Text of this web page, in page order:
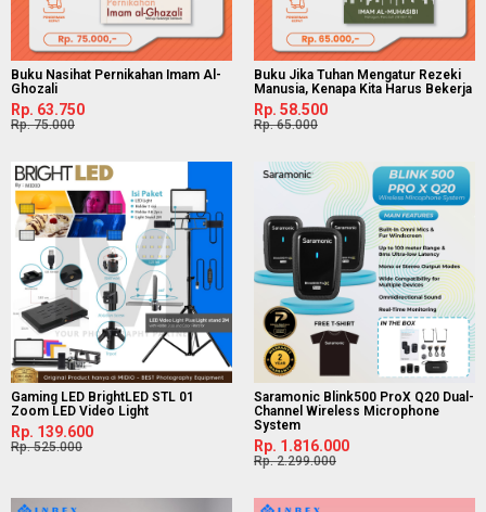
Buku Nasihat Pernikahan Imam Al-
Ghozali
Rp. 63.750
Rp. 75.000
Buku Jika Tuhan Mengatur Rezeki
Manusia, Kenapa Kita Harus Bekerja
Rp. 58.500
Rp. 65.000
Gaming LED BrightLED STL 01
Zoom LED Video Light
Rp. 139.600
Rp. 525.000
Saramonic Blink500 ProX Q20 Dual-
Channel Wireless Microphone
System
Rp. 1.816.000
Rp. 2.299.000